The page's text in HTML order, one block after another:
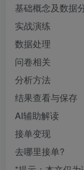
基础概念及数据
实战演练
数据处理
问卷相关
分析方法
结果查看与保存
AI辅助解读
接单变现
去哪里接单?